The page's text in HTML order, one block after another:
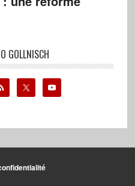
GOLLNISCH